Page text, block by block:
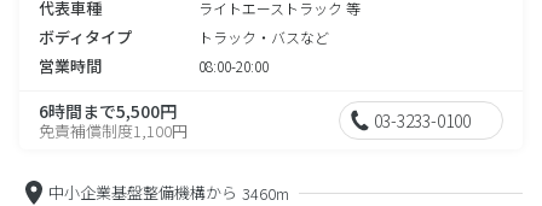
代表車種 ライトエーストラック 等
ボディタイプ トラック・バスなど
営業時間 08:00-20:00
6時間まで5,500円
免責補償制度1,100円 03-3233-0100
中小企業基盤整備機構から 3460m